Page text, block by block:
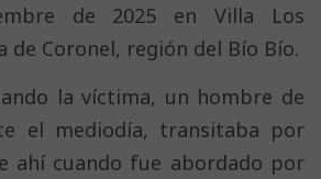
de 2025 en Villa Los
de Coronel, región del Bío Bío.
la víctima, un hombre de
el mediodía, transitaba por
ahí cuando fue abordado por